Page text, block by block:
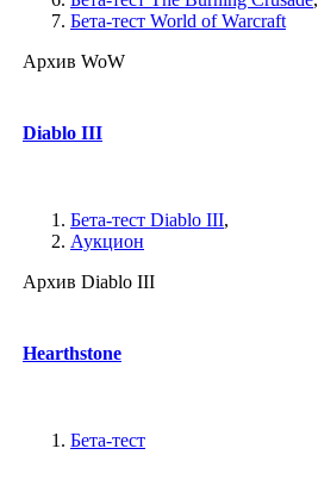
Бета-тест World of Warcraft
Архив WoW
Diablo III
Бета-тест Diablo III,
Аукцион
Архив Diablo III
Hearthstone
Бета-тест